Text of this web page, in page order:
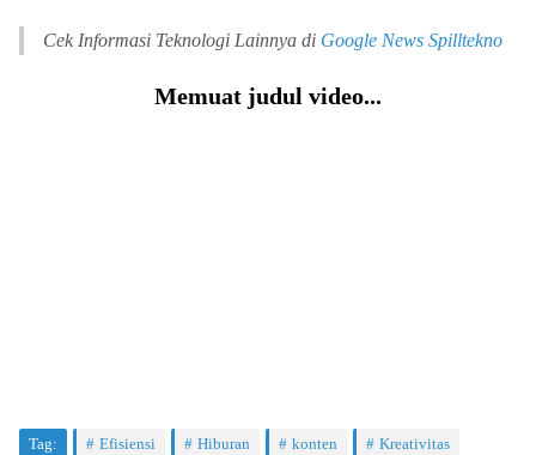
Cek Informasi Teknologi Lainnya di Google News Spilltekno
Memuat judul video...
Tag: Efisiensi Hiburan konten
Kreativitas